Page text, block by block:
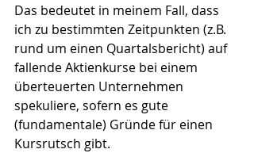
Das bedeutet in meinem Fall, dass
ich zu bestimmten Zeitpunkten (z.B.
rund um einen Quartalsbericht) auf
fallende Aktienkurse bei einem
überteuerten Unternehmen
spekuliere, sofern es gute
(fundamentale) Gründe für einen
Kursrutsch gibt.